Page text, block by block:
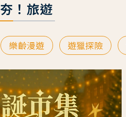
夯！旅遊
樂齡漫遊 遊獵探險